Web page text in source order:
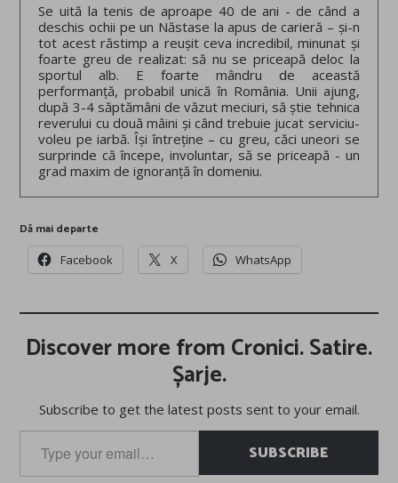
Se uită la tenis de aproape 40 de ani - de când a
deschis ochii pe un Năstase la apus de carieră – și-n
tot acest răstimp a reușit ceva incredibil, minunat și
foarte greu de realizat: să nu se priceapă deloc la
sportul alb. E foarte mândru de această
performanță, probabil unică în România. Unii ajung,
după 3-4 săptămâni de văzut meciuri, să știe tehnica
reverului cu două mâini și când trebuie jucat serviciu-
voleu pe iarbă. Își întreține – cu greu, căci uneori se
surprinde că începe, involuntar, să se priceapă - un
grad maxim de ignoranță în domeniu.
Dă mai departe
Facebook X WhatsApp
Discover more from Cronici. Satire.
Șarje.
Subscribe to get the latest posts sent to your email.
your
email…
SUBSCRIBE